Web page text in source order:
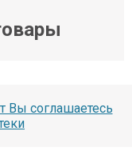
Вы соглашаетесь